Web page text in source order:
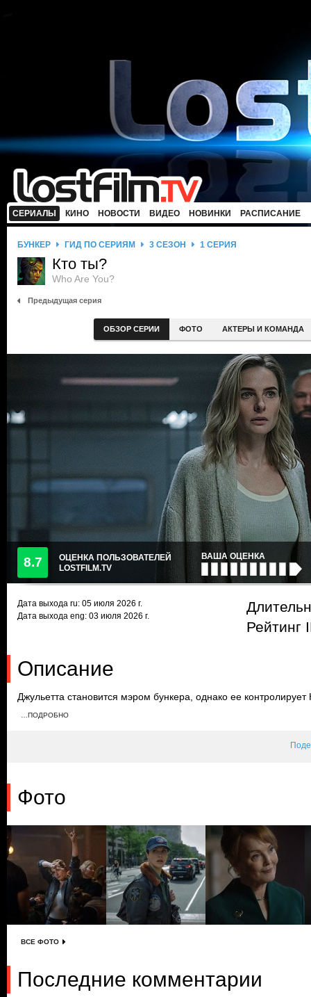
СЕРИАЛЫ КИНО НОВОСТИ ВИДЕО НОВИНКИ РАСПИСАНИЕ
БУНКЕР ГИД ПО СЕРИЯМ 3 СЕЗОН 1 СЕРИЯ
Кто ты?
Who Are You?
Предыдущая серия
ОБЗОР СЕРИИ ФОТО АКТЕРЫ И КОМАНДА
8.7
ОЦЕНКА ПОЛЬЗОВАТЕЛЕЙ
LOSTFILM.TV
ВАША ОЦЕНКА
Дата выхода ru: 05 июля 2026 г.
Дата выхода eng: 03 июля 2026 г.
Рейтинг
Описание
Джульетта становится мэром бункера, однако ее
влияющие на память. Биллингс и Симс разыскивают
…ПОДРОБНО
Фото
ВСЕ ФОТО
Последние комментарии